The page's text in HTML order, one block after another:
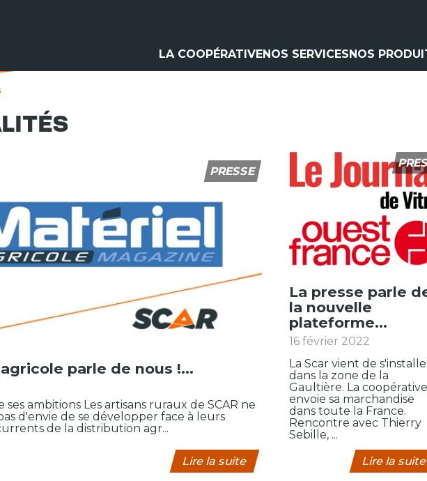
LA COOPÉRATIVENOS SERVICES
Cardan
Pneumatique
Analyse d'huile
NOS
PRESSE
agricole parle de nous !...
ses ambitions Les artisans ruraux de SCAR ne
d'envie de se développer face à leurs
de la distribution agr...
Lire la suite
La presse parle de
la nouvelle
plateforme...
16 février 2022
La Scar vient de
dans la zone de la
Gaultière. La coopérative
envoie sa marchandise
dans toute la France.
Rencontre avec Thierry
Sebille, ...
Lire la suite